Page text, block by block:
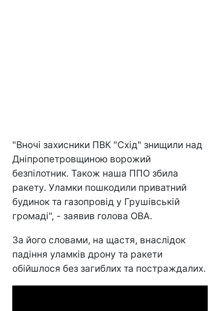
"Вночі захисники ПВК "Схід" знищили над
Дніпропетровщиною ворожий
безпілотник. Також наша ППО збила
ракету. Уламки пошкодили приватний
будинок та газопровід у Грушівській
громаді", - заявив голова ОВА.
За його словами, на щастя, внаслідок
падіння уламків дрону та ракети
обійшлося без загиблих та постраждалих.